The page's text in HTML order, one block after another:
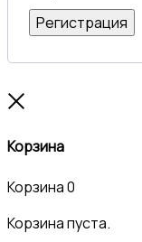
Регистрация
Корзина
Корзина0
Корзина пуста.